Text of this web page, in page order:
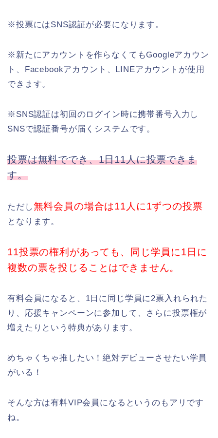
※投票にはSNS認証が必要になります。
※新たにアカウントを作らなくてもGoogleアカウン
ト、Facebookアカウント、LINEアカウントが使用
できます。
※SNS認証は初回のログイン時に携帯番号入力し
SNSで認証番号が届くシステムです。
投票は無料ででき、1日11人に投票できま
す。
ただし無料会員の場合は11人に1ずつの投票
となります。
11投票の権利があっても、同じ学員に1日に
複数の票を投じることはできません。
有料会員になると、1日に同じ学員に2票入れられた
り、応援キャンペーンに参加して、さらに投票権が
増えたりという特典があります。
めちゃくちゃ推したい！絶対デビューさせたい学員
がいる！
そんな方は有料VIP会員になるというのもアリです
ね。